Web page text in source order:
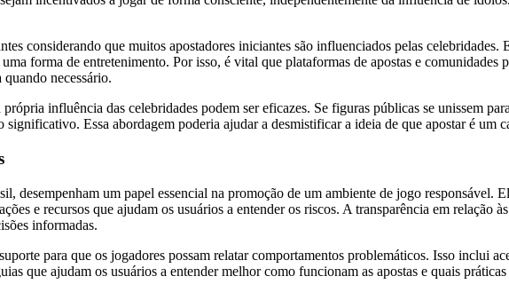
considerando que muitos apostadores iniciantes são influenciados pelas
forma de entretenimento. Por isso, é vital que plataformas de apostas e
necessário.
influência das celebridades podem ser eficazes. Se figuras públicas se unissem
Essa abordagem poderia ajudar a desmistificar a ideia de que apostar é um
desempenham um papel essencial na promoção de um ambiente de jogo responsável.
e recursos que ajudam os usuários a entender os riscos. A transparência em relação
informadas.
para que os jogadores possam relatar comportamentos problemáticos. Isso inclui
que ajudam os usuários a entender melhor como funcionam as apostas e quais